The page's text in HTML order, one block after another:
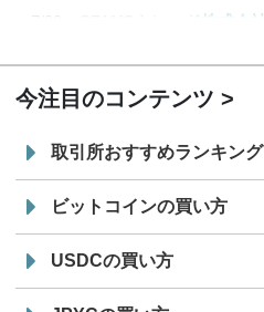
7/29
SBI VCトレード株式会社
今注目のコンテンツ
取引所おすすめランキング
ビットコインの買い方
USDCの買い方